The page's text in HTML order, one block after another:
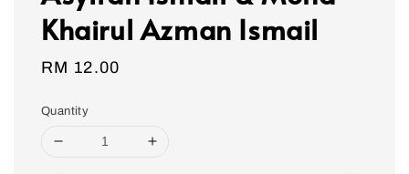
Khairul Azman Ismail
Regular
RM 12.00
Quantity